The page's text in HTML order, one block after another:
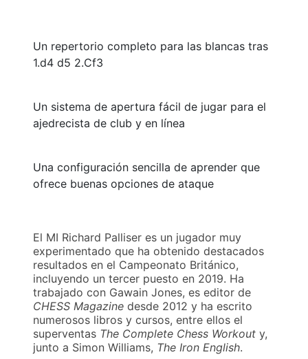
Un repertorio completo para las blancas tras
1.d4 d5 2.Cf3
Un sistema de apertura fácil de jugar para el
ajedrecista de club y en línea
Una configuración sencilla de aprender que
ofrece buenas opciones de ataque
El MI Richard Palliser es un jugador muy
experimentado que ha obtenido destacados
resultados en el Campeonato Británico,
incluyendo un tercer puesto en 2019. Ha
trabajado con Gawain Jones, es editor de
CHESS Magazine desde 2012 y ha escrito
numerosos libros y cursos, entre ellos el
superventas The Complete Chess Workout y,
junto a Simon Williams, The Iron English.